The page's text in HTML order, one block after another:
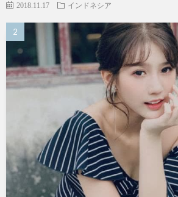
2018.11.17 インドネシア